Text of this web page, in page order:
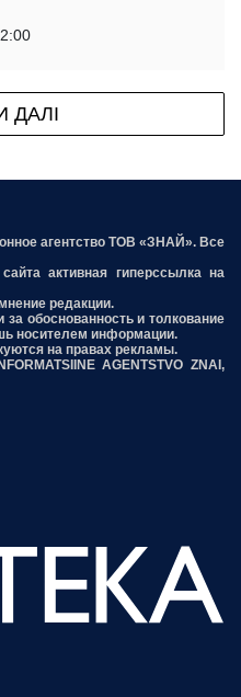
ДАЛІ
агентство ТОВ «ЗНАЙ». Все
активная гиперссылка на
редакции.
за обоснованность и толкование
носителем информации.
на правах рекламы.
AGENTSTVO ZNAI,